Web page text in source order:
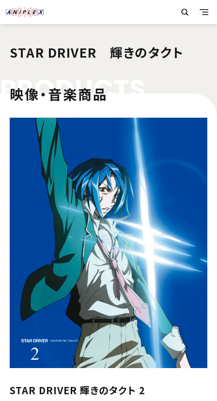
STAR DRIVER 輝きのタクト
PRODUC
映像・音楽商品
STAR DRIVER 輝きのタクト 2